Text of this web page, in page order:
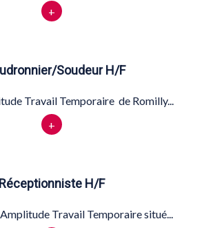
+
Soudeur H/F
Travail Temporaire de Romilly...
+
Réceptionniste H/F
Travail Temporaire situé...